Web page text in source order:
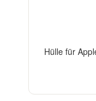
Hülle für